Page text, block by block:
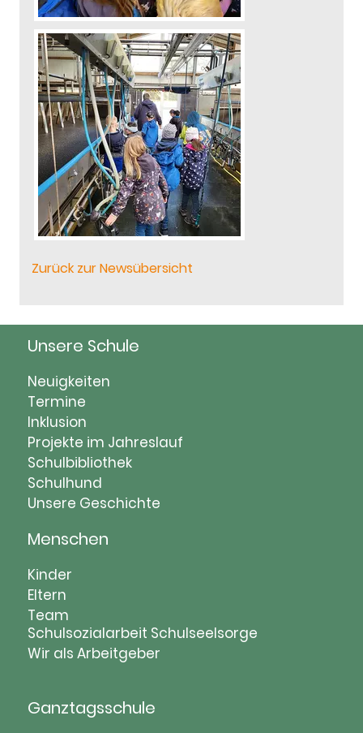
Zurück zur Newsübersicht
Unsere Schule
Navigation
überspringen
Neuigkeiten
Termine
Inklusion
Projekte im Jahreslauf
Schulbibliothek
Schulhund
Unsere Geschichte
Menschen
Navigation
überspringen
Kinder
Eltern
Team
Schulsozialarbeit Schulseelsorge
Wir als Arbeitgeber
Ganztagsschule